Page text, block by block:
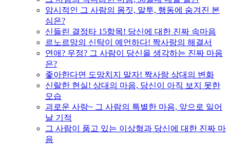
암시적인 그 사람의 몸짓, 말투, 행동에 숨겨진 본
심은?
신들린 결정타 15항목! 당신에 대한 진짜 속마음
르노르망의 신탁이 예언하다! 짝사랑의 해결서
연애? 우정? 그 사람이 당신을 생각하는 진짜 마음
은?
좋아한다면 도망치지 말자! 짝사랑 상대의 변화
신랄한 현실! 상대의 마음, 당신이 아직 보지 못한
모습
괴로운 사랑~ 그 사람의 특별한 마음, 앞으로 일어
날 기적
그 사람이 품고 있는 이상형과 당신에 대한 진짜 마
음